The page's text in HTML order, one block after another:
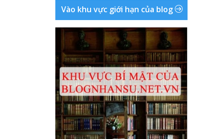
Vào khu vực giới hạn của blog